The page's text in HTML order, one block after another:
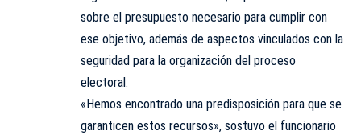
sobre el presupuesto necesario para cumplir con
ese objetivo, además de aspectos vinculados con la
seguridad para la organización del proceso
electoral.
«Hemos encontrado una predisposición para que se
garanticen estos recursos», sostuvo el funcionario